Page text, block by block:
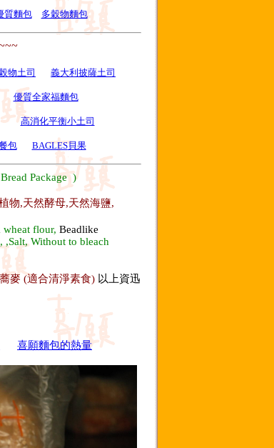
質麵包 多穀物麵包
物土司 義大利披薩土司
優質全家福麵包
高消化平衡小土司
包 BAGLES貝果
Package )
物,天然酵母,天然海鹽,
wheat flour, Beadlike
,Salt, Without to bleach
麥 (適合清淨素食) 以上資迅
喜願麵包的熱量